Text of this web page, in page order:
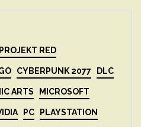
RED
CYBERPUNK 2077 DLC
ARTS MICROSOFT
PC PLAYSTATION